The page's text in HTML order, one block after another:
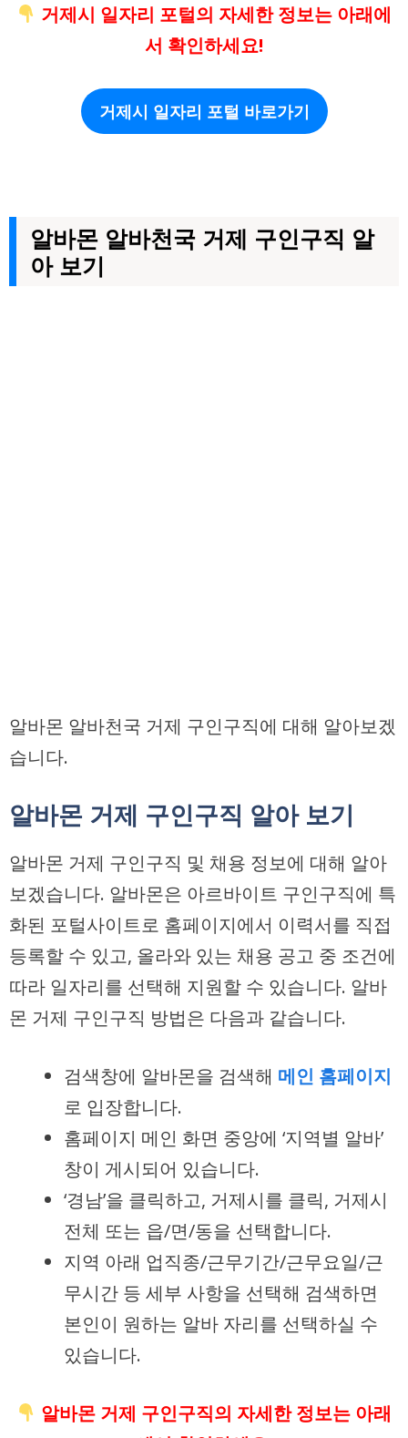
거제시 일자리 포털의 자세한 정보는 아래에
서 확인하세요!
거제시 일자리 포털 바로가기
알바몬 알바천국 거제 구인구직 알
아 보기
알바몬 알바천국 거제 구인구직에 대해 알아보겠
습니다.
알바몬 거제 구인구직 알아 보기
알바몬 거제 구인구직 및 채용 정보에 대해 알아
보겠습니다. 알바몬은 아르바이트 구인구직에 특
화된 포털사이트로 홈페이지에서 이력서를 직접
등록할 수 있고, 올라와 있는 채용 공고 중 조건에
따라 일자리를 선택해 지원할 수 있습니다. 알바
몬 거제 구인구직 방법은 다음과 같습니다.
검색창에 알바몬을 검색해 메인 홈페이지
로 입장합니다.
홈페이지 메인 화면 중앙에 ‘지역별 알바’
창이 게시되어 있습니다.
‘경남’을 클릭하고, 거제시를 클릭, 거제시
전체 또는 읍/면/동을 선택합니다.
지역 아래 업직종/근무기간/근무요일/근
무시간 등 세부 사항을 선택해 검색하면
본인이 원하는 알바 자리를 선택하실 수
있습니다.
알바몬 거제 구인구직의 자세한 정보는 아래